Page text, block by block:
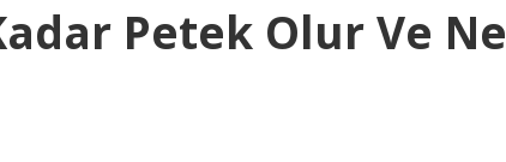
Petek Olur Ve Ne